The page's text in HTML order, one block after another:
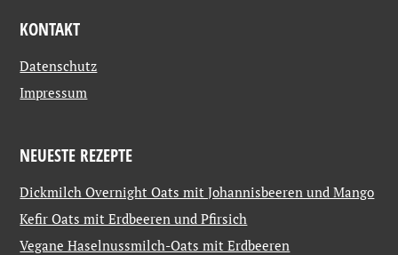
KONTAKT
Datenschutz
Impressum
NEUESTE REZEPTE
Dickmilch Overnight Oats mit Johannisbeeren und Mango
Kefir Oats mit Erdbeeren und Pfirsich
Vegane Haselnussmilch-Oats mit Erdbeeren